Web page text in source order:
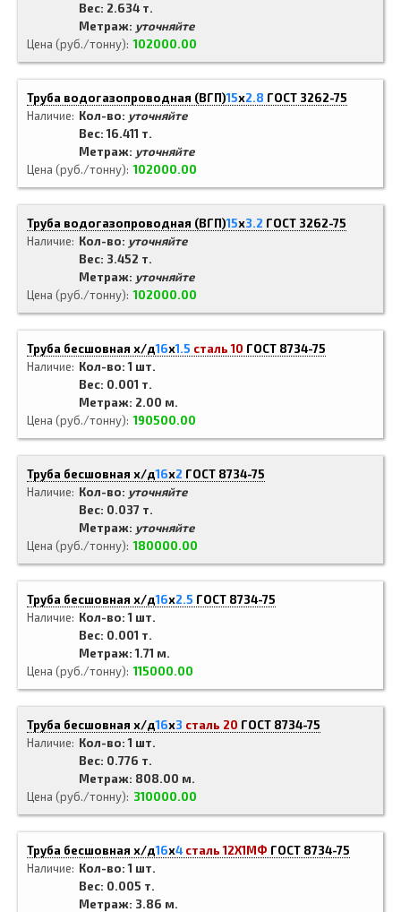
Вес: 2.634 т.
Метраж: уточняйте
Цена (руб./тонну) 102000.00
Труба водогазопроводная (ВГП)15x2.8 ГОСТ 3262-75
Наличие
Кол-во: уточняйте
Вес: 16.411 т.
Метраж: уточняйте
Цена (руб./тонну) 102000.00
Труба водогазопроводная (ВГП)15x3.2 ГОСТ 3262-75
Наличие
Кол-во: уточняйте
Вес: 3.452 т.
Метраж: уточняйте
Цена (руб./тонну) 102000.00
Труба бесшовная х/д16x1.5 сталь 10 ГОСТ 8734-75
Наличие
Кол-во: 1 шт.
Вес: 0.001 т.
Метраж: 2.00 м.
Цена (руб./тонну) 190500.00
Труба бесшовная х/д16x2 ГОСТ 8734-75
Наличие
Кол-во: уточняйте
Вес: 0.037 т.
Метраж: уточняйте
Цена (руб./тонну) 180000.00
Труба бесшовная х/д16x2.5 ГОСТ 8734-75
Наличие
Кол-во: 1 шт.
Вес: 0.001 т.
Метраж: 1.71 м.
Цена (руб./тонну) 115000.00
Труба бесшовная х/д16x3 сталь 20 ГОСТ 8734-75
Наличие
Кол-во: 1 шт.
Вес: 0.776 т.
Метраж: 808.00 м.
Цена (руб./тонну)
310000.00
Труба бесшовная х/д16x4 сталь 12Х1МФ ГОСТ 8734-75
Наличие
Кол-во: 1 шт.
Вес: 0.005 т.
Метраж: 3.86 м.